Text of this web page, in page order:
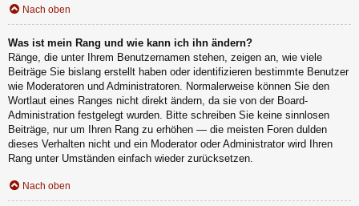
Nach oben
Was ist mein Rang und wie kann ich ihn ändern?
Ränge, die unter Ihrem Benutzernamen stehen, zeigen an, wie viele
Beiträge Sie bislang erstellt haben oder identifizieren bestimmte Benutzer
wie Moderatoren und Administratoren. Normalerweise können Sie den
Wortlaut eines Ranges nicht direkt ändern, da sie von der Board-
Administration festgelegt wurden. Bitte schreiben Sie keine sinnlosen
Beiträge, nur um Ihren Rang zu erhöhen — die meisten Foren dulden
dieses Verhalten nicht und ein Moderator oder Administrator wird Ihren
Rang unter Umständen einfach wieder zurücksetzen.
Nach oben